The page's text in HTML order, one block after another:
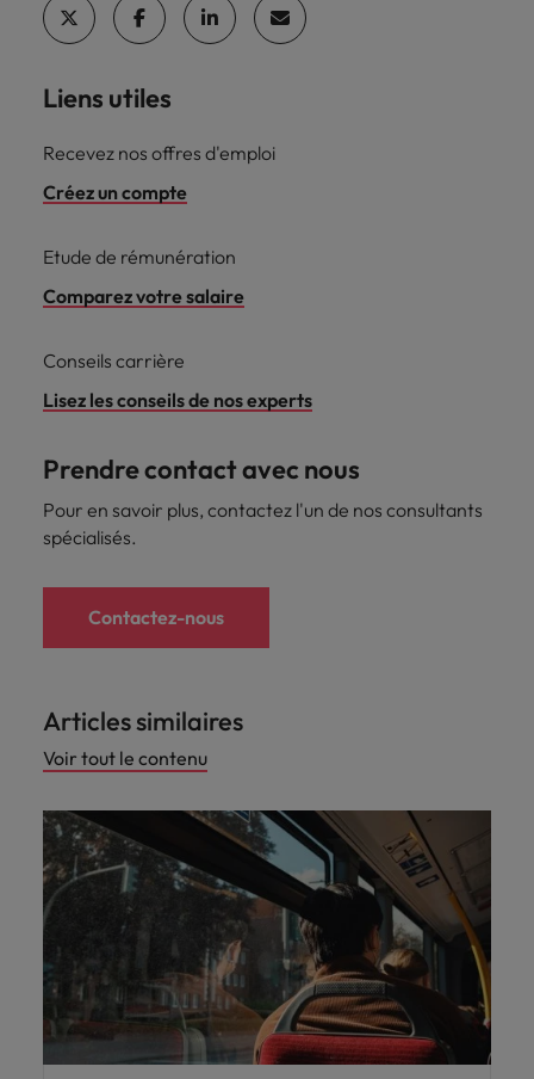
Liens utiles
Recevez nos offres d'emploi
Créez un compte
Etude de rémunération
Comparez votre salaire
Conseils carrière
Lisez les conseils de nos experts
Prendre contact avec nous
Pour en savoir plus, contactez l'un de nos consultants
spécialisés.
Contactez-nous
Articles similaires
Voir tout le contenu